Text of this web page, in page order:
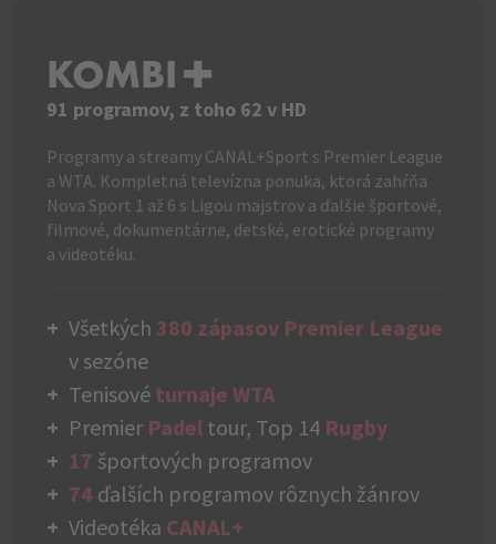
KOMBI+
91 programov, z toho 62 v HD
Programy a streamy CANAL+Sport s Premier League
a WTA. Kompletná televízna ponuka, ktorá zahŕňa
Nova Sport 1 až 6 s Ligou majstrov a ďalšie športové,
filmové, dokumentárne, detské, erotické programy
a videotéku.
Všetkých 380 zápasov Premier League
v sezóne
Tenisové turnaje WTA
Premier Padel tour, Top 14 Rugby
17 športových programov
74 ďalších programov rôznych žánrov
Videotéka CANAL+